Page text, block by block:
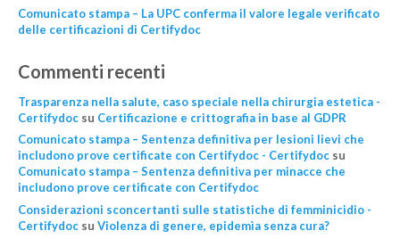
Comunicato stampa – La UPC conferma il valore legale verificato
delle certificazioni di Certifydoc
Commenti recenti
Trasparenza nella salute, caso speciale nella chirurgia estetica -
Certifydocsu Certificazione e crittografia in base al GDPR
Comunicato stampa – Sentenza definitiva per lesioni lievi che
includono prove certificate con Certifydoc - Certifydocsu
Comunicato stampa – Sentenza definitiva per minacce che
includono prove certificate con Certifydoc
Considerazioni sconcertanti sulle statistiche di femminicidio -
Certifydocsu Violenza di genere, epidemìa senza cura?